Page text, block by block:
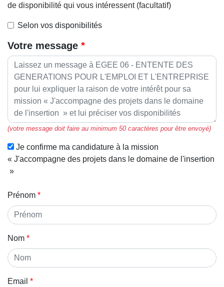
de disponibilité qui vous intéressent (facultatif)
Selon vos disponibilités
Votre message
(votre message doit faire au minimum 50 caractères pour être envoyé)
Je confirme ma candidature à la mission
« J'accompagne des projets dans le domaine de l'insertion
»
Prénom
Nom
Email